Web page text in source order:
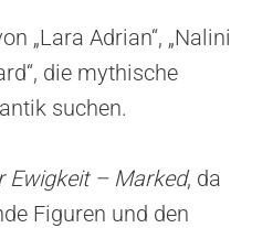
„Lara Adrian“, „Nalini
die mythische
suchen.
Ewigkeit – Marked, da
Figuren und den